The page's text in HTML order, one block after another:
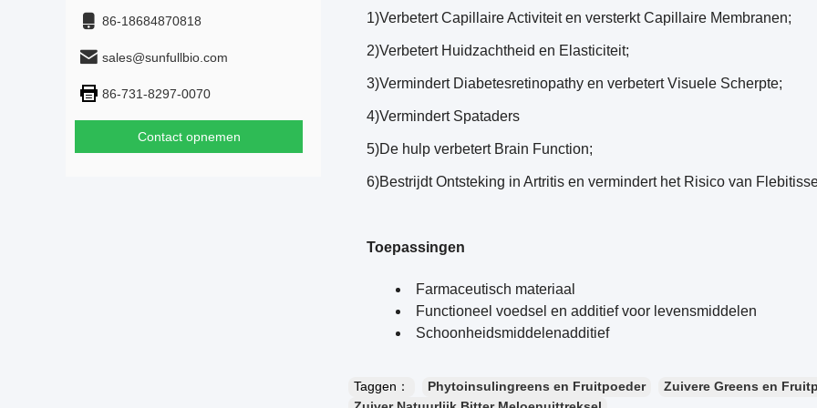
86-18684870818
sales@sunfullbio.com
86-731-8297-0070
Contact opnemen
1)Verbetert Capillaire Activiteit en versterkt Capillaire Membranen;
2)Verbetert Huidzachtheid en Elasticiteit;
3)Vermindert Diabetesretinopathy en verbetert Visuele Scherpte;
4)Vermindert Spataders
5)De hulp verbetert Brain Function;
6)Bestrijdt Ontsteking in Artritis en vermindert het Risico van
Toepassingen
Farmaceutisch materiaal
Functioneel voedsel en additief voor levensmiddelen
Schoonheidsmiddelenadditief
Taggen： Phytoinsulingreens en Fruitpoeder
Zuivere Greens en